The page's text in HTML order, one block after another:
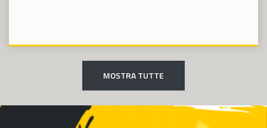
MOSTRA TUTTE